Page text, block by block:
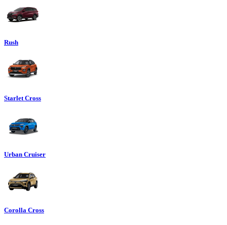
Rush
Starlet Cross
Urban Cruiser
Corolla Cross